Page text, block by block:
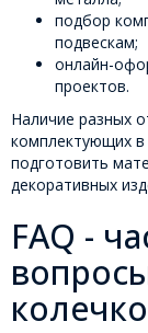
подбор
подвескам;
онлайн-
проектов.
Наличие разных
комплектующих
подготовить
декоративных
FAQ -